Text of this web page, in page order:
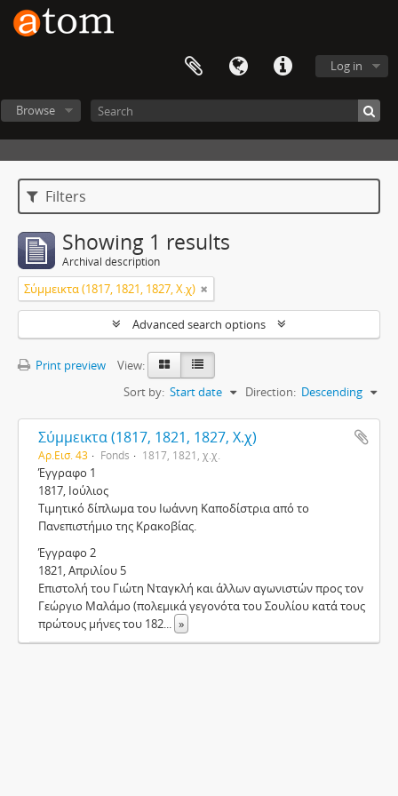
Log in
Browse
Filters
Showing 1 results
Archival description
Σύμμεικτα (1817, 1821, 1827, Χ.χ)
Advanced search options
Print preview
View:
Sort by: Start date Direction: Descending
Σύμμεικτα (1817, 1821, 1827, Χ.χ)
Αρ.Εισ. 43 Fonds 1817, 1821, χ.χ.
Έγγραφο 1
1817, Ιούλιος
Τιμητικό δίπλωμα του Ιωάννη Καποδίστρια από το
Πανεπιστήμιο της Κρακοβίας.
Έγγραφο 2
1821, Απριλίου 5
Επιστολή του Γιώτη Νταγκλή και άλλων αγωνιστών προς τον
Γεώργιο Μαλάμο (πολεμικά γεγονότα του Σουλίου κατά τους
πρώτους μήνες του 182... »